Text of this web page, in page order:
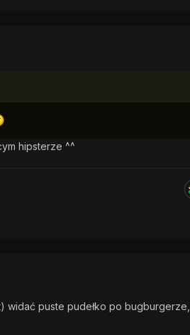
hipsterze ^^
puste pudełko po